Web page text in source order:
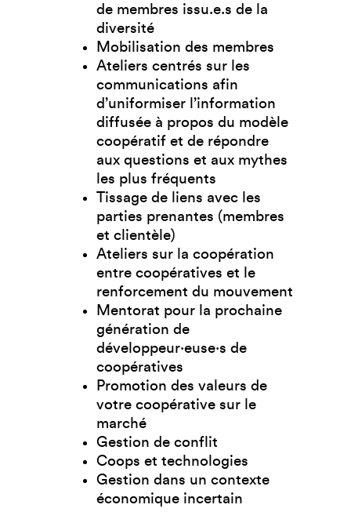
de membres issu.e.s de la
diversité
Mobilisation des membres
Ateliers centrés sur les
communications afin
d’uniformiser l’information
diffusée à propos du modèle
coopératif et de répondre
aux questions et aux mythes
les plus fréquents
Tissage de liens avec les
parties prenantes (membres
et clientèle)
Ateliers sur la coopération
entre coopératives et le
renforcement du mouvement
Mentorat pour la prochaine
génération de
développeur·euse·s de
coopératives
Promotion des valeurs de
votre coopérative sur le
marché
Gestion de conflit
Coops et technologies
Gestion dans un contexte
économique incertain